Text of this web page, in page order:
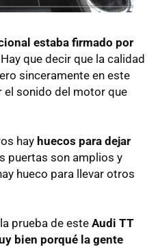
estaba firmado por
que decir que la calidad
sinceramente en este
el sonido del motor que
hay huecos para dejar
puertas son amplios y
hueco para llevar otros
prueba de este Audi TT
bien porqué la gente